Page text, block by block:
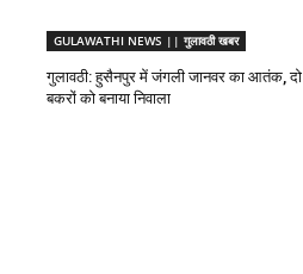
GULAWATHI NEWS || गुलावठी खबर
गुलावठी: हुसैनपुर में जंगली जानवर का आतंक, दो
बकरों को बनाया निवाला